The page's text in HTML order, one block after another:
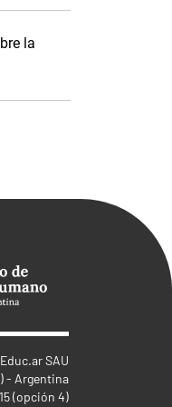
la
SAU
- Argentina
(opción 4)